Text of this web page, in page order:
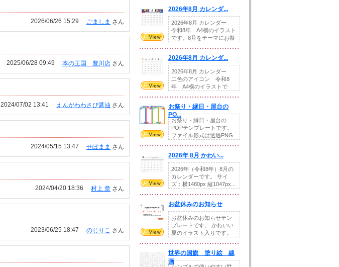
ごましま さん
2026/06/26 15:29
本の王国 豊川店 さん
2025/06/28 09:49
えんがわわさび醤油 さん
2024/07/02 13:41
せぽまま さん
2024/05/15 13:47
村上 章 さん
2024/04/20 18:36
のじりこ さん
2023/06/25 18:47
2026年8月 カレンダ...
2026年8月 カレンダー
令和8年 A4横のイラスト
です。8月をテーマにお祭
2026年8月 カレンダ...
2026年8月 カレンダー
二色のアイコン 令和8
年 A4横のイラストで
お祭り・縁日・屋台の
PO...
お祭り・縁日・屋台の
POPテンプレートです。
ファイル形式は透過PNG
2026年 8月 かわい...
2026年（令和8年）8月の
カレンダーです。 サイ
ズ：横1480px 縦1047px...
お盆休みのお知らせ
お盆休みのお知らせテン
プレートです。 かわいい
夏のイラスト入りです。
世界の国旗 塗り絵 線
画